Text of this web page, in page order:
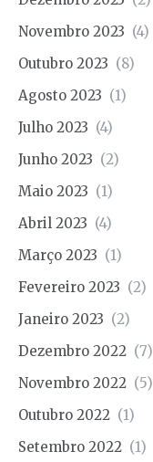
Novembro 2023 (4)
Outubro 2023 (8)
Agosto 2023 (1)
Julho 2023 (4)
Junho 2023 (2)
Maio 2023 (1)
Abril 2023 (4)
Março 2023 (1)
Fevereiro 2023 (2)
Janeiro 2023 (2)
Dezembro 2022 (7)
Novembro 2022 (5)
Outubro 2022 (1)
Setembro 2022 (1)